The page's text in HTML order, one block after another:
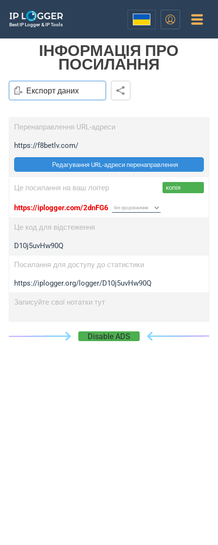
Best IP Logger & IP Tools
ІНФОРМАЦІЯ ПРО
ПОСИЛАННЯ
Експорт даних
Перенаправлення URL-адреси
https://f8betlv.com/
Редагування URL-адреси перенаправлення
Це посилання на ваш логгер копія
https://iplogger.com/2dnFG6
Це код для відстеження
D10j5uvHw90Q
Посилання для доступу до статистики
https://iplogger.org/logger/D10j5uvHw90Q
Записуйте свої нотатки тут
Disable ADS